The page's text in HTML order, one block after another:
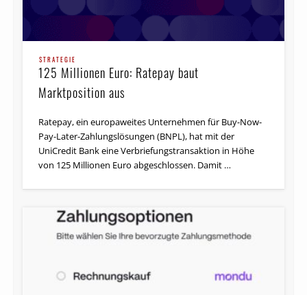
STRATEGIE
125 Millionen Euro: Ratepay baut
Marktposition aus
Ratepay, ein europaweites Unternehmen für Buy-Now-
Pay-Later-Zahlungslösungen (BNPL), hat mit der
UniCredit Bank eine Verbriefungstransaktion in Höhe
von 125 Millionen Euro abgeschlossen. Damit …